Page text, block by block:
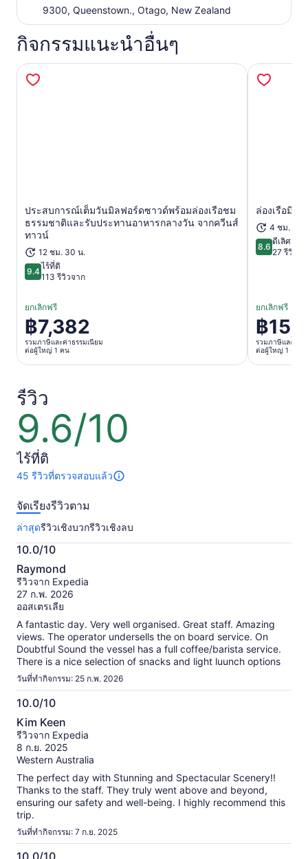
เงียบสงบ การล่องเรือชมธรรมชาติในอ่าว Doubtful Sound จึง
ในนิวซีแลนด์
9300, Queenstown., Otago, New Zealand
กิจกรรมแนะนำอื่นๆ
ประสบการณ์เต็มวันมิลฟอร์ดซาวด์พร้อมล่องเรือชม
ธรรมชาติและรับประทานอาหารกลางวัน จากควีนส์
ทาวน์
12 ชม. 30 น.
9.49.4 จาก 10
ไร้ที่ติ
113 รีวิวจาก
ยกเลิกฟรี
ราคา
อยู่
ต่อ
ผู้ใหญ่
1
คน
฿7,382
รวมภาษีและค่าธรรมเนียม
ต่อผู้ใหญ่ 1 คน
เปิดในแท็บใหม่
ล่องเรือมิล
4 ชม. 30
8.68.6 จาก 10
ดีเลิศ
27 รีวิวจ
ยกเลิกฟรี
ราคา
อยู่
฿
รวมภาษีและค่าธ
ต่อผู้ใหญ่ 1 คน
รีวิว
9.6/10
9.6
จาก
10
ไร้ที่ติ
45 รีวิวที่ตรวจสอบแล้ว
มี
รีวิว
กับ
กิจกรรม
นี้
ข้อมูล
เพิ่ม
เติม
เกี่ยว
รีวิว
ที่
ได้
รับ
การ
ตรวจ
สอบ
แล้ว
จัดเรียงรีวิวตาม
ล่าสุดรีวิวเชิงบวกรีวิวเชิงลบ
10.0/10
10.0
จาก
10
Raymond
รีวิวจาก Expedia
27 ก.พ. 2026
ออสเตรเลีย
A fantastic day. Very well organised. Great staff. Amazing
views. The operator undersells the on board service. On
Doubtful Sound the vessel has a full coffee/barista service.
There is a nice selection of snacks and light luunch options
วันที่ทำกิจกรรม: 25 ก.พ. 2026
10.0/10
10.0
จาก
10
Kim Keen
รีวิวจาก Expedia
8 ก.ย. 2025
Western Australia
The perfect day with Stunning and Spectacular Scenery!!
Thanks to the staff. They truly went above and beyond,
ensuring our safety and well-being. I highly recommend this
trip.
วันที่ทำกิจกรรม: 7 ก.ย. 2025